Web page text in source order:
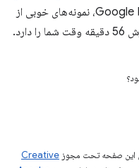
از Google I/O 2012، نمونه‌های خوبی از
این صفحه تحت مجوز Creative